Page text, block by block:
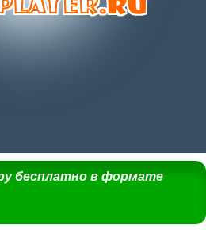
бесплатно в формате